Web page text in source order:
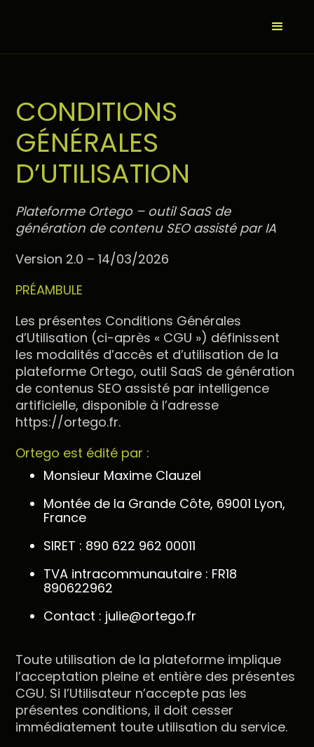
CONDITIONS
GÉNÉRALES
D’UTILISATION
Plateforme Ortego – outil SaaS de
génération de contenu SEO assisté par IA
Version 2.0 – 14/03/2026
PRÉAMBULE
Les présentes Conditions Générales
d’Utilisation (ci-après « CGU ») définissent
les modalités d’accès et d’utilisation de la
plateforme Ortego, outil SaaS de génération
de contenus SEO assisté par intelligence
artificielle, disponible à l’adresse
https://ortego.fr.
Ortego est édité par :
Monsieur Maxime Clauzel
Montée de la Grande Côte, 69001 Lyon,
France
SIRET : 890 622 962 00011
TVA intracommunautaire : FR18
890622962
Contact : julie@ortego.fr
Toute utilisation de la plateforme implique
l’acceptation pleine et entière des présentes
CGU. Si l’Utilisateur n’accepte pas les
présentes conditions, il doit cesser
immédiatement toute utilisation du service.